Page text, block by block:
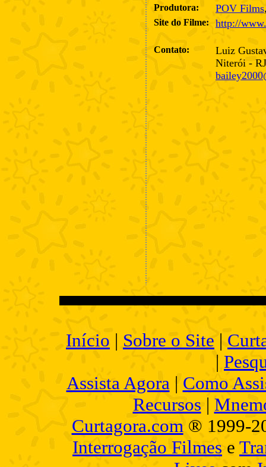
Produtora: POV Films
Site do Filme: http://
Contato:
Luiz
Niterói - RJ
Início | Sobre o Site |
|
Assista Agora| Como
Recursos |
Curtagora.com® 1999-
Interrogação Filmes e